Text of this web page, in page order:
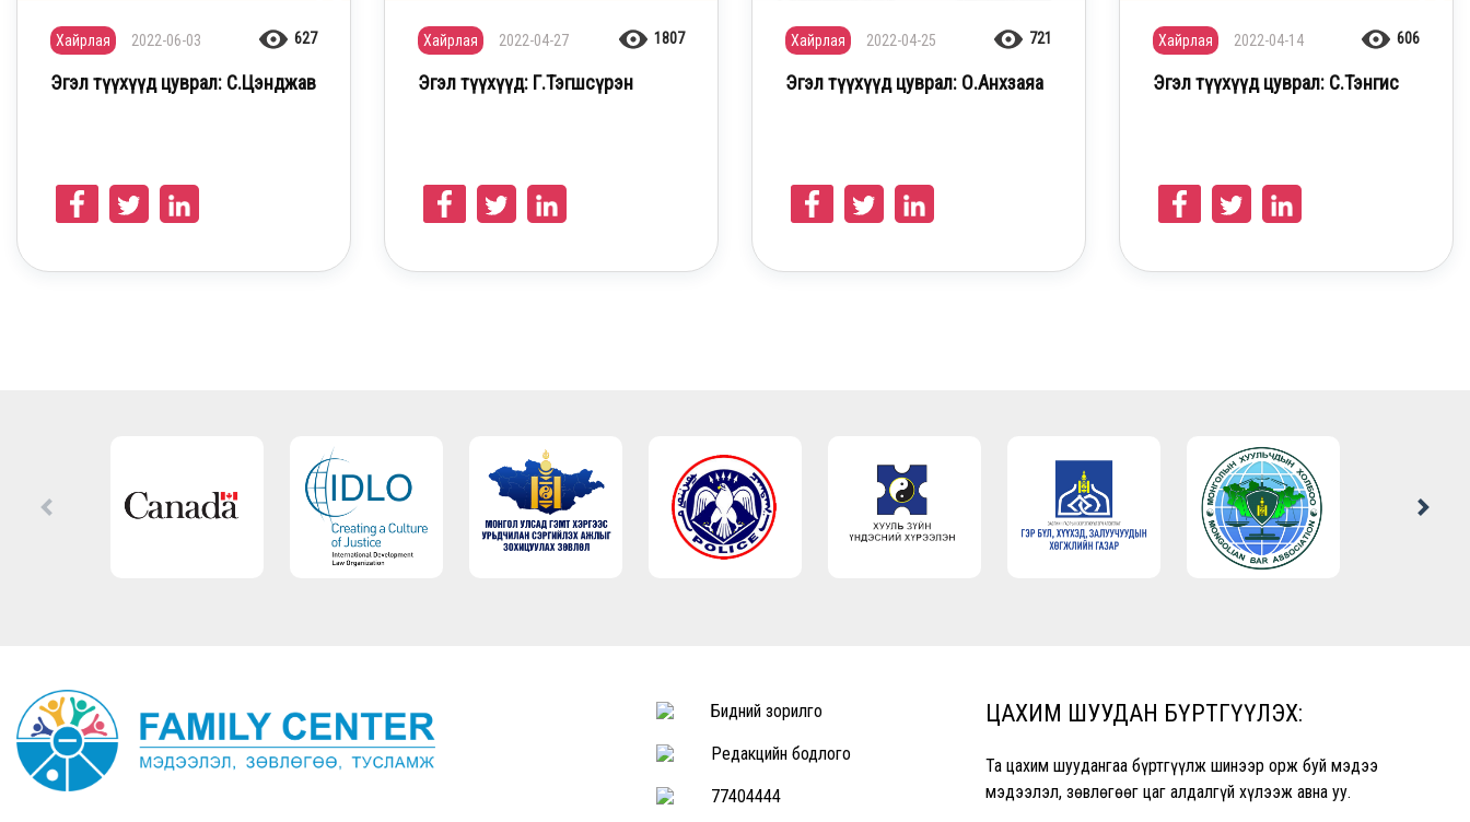
Хайрлая 2022-06-03 627
Эгэл түүхүүд цуврал: С.Цэнджав
Хайрлая 2022-04-27 1807
Эгэл түүхүүд: Г.Тэгшсүрэн
Хайрлая 2022-04-25 721
Эгэл түүхүүд цуврал: О.Анхзаяа
Хайрлая 2022-04-14 606
Эгэл түүхүүд цуврал: С.Тэнгис
Бидний зорилго
Редакцийн бодлого
77404444
ЦАХИМ ШУУДАН БҮРТГҮҮЛЭХ:
Та цахим шуудангаа бүртгүүлж шинээр орж буй мэдээ
мэдээлэл, зөвлөгөөг цаг алдалгүй хүлээж авна уу.